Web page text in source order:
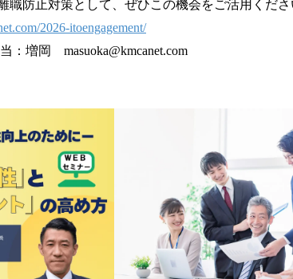
職防止対策として、ぜひこの機会をご活用くだ
2026-itoengagement/
：増岡 masuoka@kmcanet.com